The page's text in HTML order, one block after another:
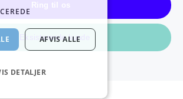
Ring til os
Eksisterende kunde
AFVIS ALLE
DETALJER